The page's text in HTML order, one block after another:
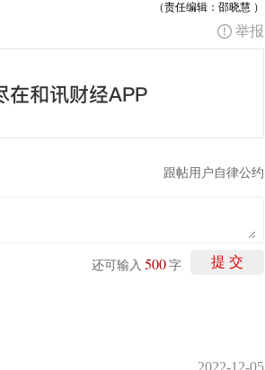
（责任编辑：邵晓慧 ）
举报
跟帖用户自律公约
提 交
还可输入 500 字
2022-12-05